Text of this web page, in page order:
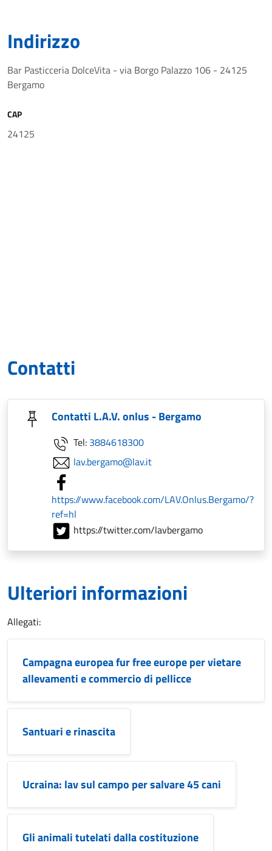
Indirizzo
Bar Pasticceria DolceVita - via Borgo Palazzo 106 - 24125
Bergamo
CAP
24125
Contatti
Contatti L.A.V. onlus - Bergamo
Tel: 3884618300
lav.bergamo@lav.it
https://www.facebook.com/LAV.Onlus.Bergamo/?
ref=hl
https://twitter.com/lavbergamo
Ulteriori informazioni
Allegati:
Campagna europea fur free europe per vietare
allevamenti e commercio di pellicce
Santuari e rinascita
Ucraina: lav sul campo per salvare 45 cani
Gli animali tutelati dalla costituzione